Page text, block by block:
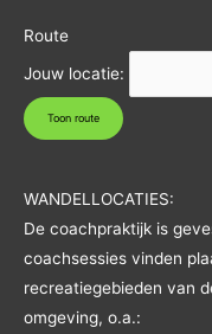
Route
Jouw locatie:
WANDELLOCATIES:
De coachpraktijk is
coachsessies vinden
recreatiegebieden van
omgeving, o.a.: